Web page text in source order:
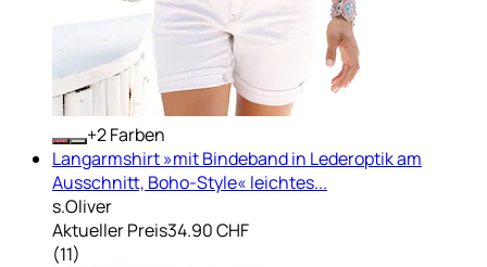
+ Farben
Langarmshirt »mit Bindeband in Lederoptik am
Ausschnitt, Boho-Style« leichtes...
s.Oliver
Aktueller Preis34.90 CHF
(11)